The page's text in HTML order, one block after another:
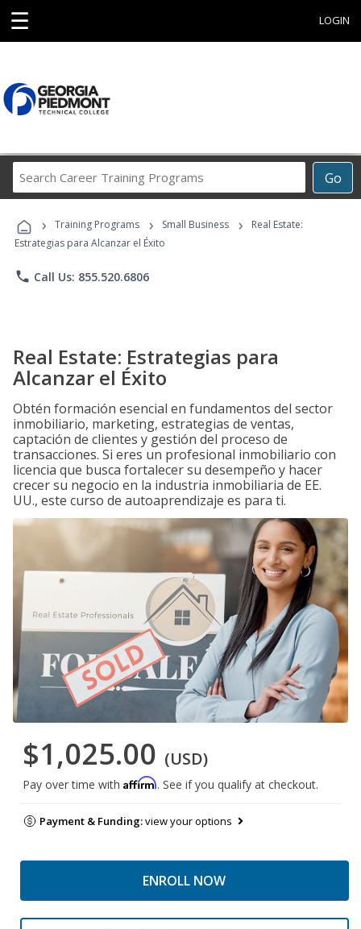
☰ LOGIN
Go
Career
Programs
› Training Programs › Small Business ›
Real Estate:
Estrategias para Alcanzar el Éxito
phone Call Us: 855.520.6806
Real Estate: Estrategias para
Alcanzar el Éxito
Obtén formación esencial en fundamentos del sector
inmobiliario, marketing, estrategias de ventas,
captación de clientes y gestión del proceso de
transacciones. Si eres un profesional inmobiliario con
licencia que busca fortalecer su desempeño y hacer
crecer su negocio en la industria inmobiliaria de EE.
UU., este curso de autoaprendizaje es para ti.
$1,025.00 (USD)
Pay over time with Affirm. See if you qualify at checkout.
Payment & Funding:view your options
ENROLL NOW